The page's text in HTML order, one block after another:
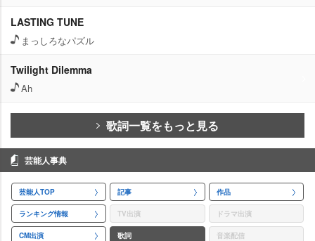
LASTING TUNE
まっしろなパズル
Twilight Dilemma
Ah
歌詞一覧をもっと見る
芸能人事典
芸能人TOP 記事 作品
ランキング情報 TV出演 ドラマ出演
CM出演 歌詞 音楽配信